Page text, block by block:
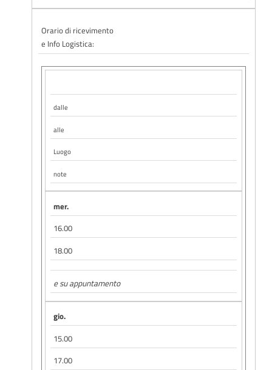
Orario di ricevimento
e Info Logistica:
dalle
alle
Luogo
note
mer.
16.00
18.00
e su appuntamento
gio.
15.00
17.00